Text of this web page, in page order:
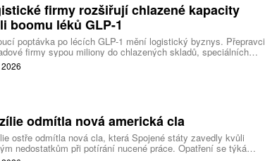
firmy rozšiřují chlazené kapacity
boomu léků GLP-1
poptávka po lécích GLP-1 mění logistický byznys. Přepravci
firmy sypou miliony do chlazených skladů, speciálních
režimů a technologií, které hlídají teplotu zásilek od výroby
Z okrajové služby se stává jeden z nejrychleji
odmítla nová americká cla
ostře odmítla nová cla, která Spojené státy zavedly kvůli
nedostatkům při potírání nucené práce. Opatření se týká